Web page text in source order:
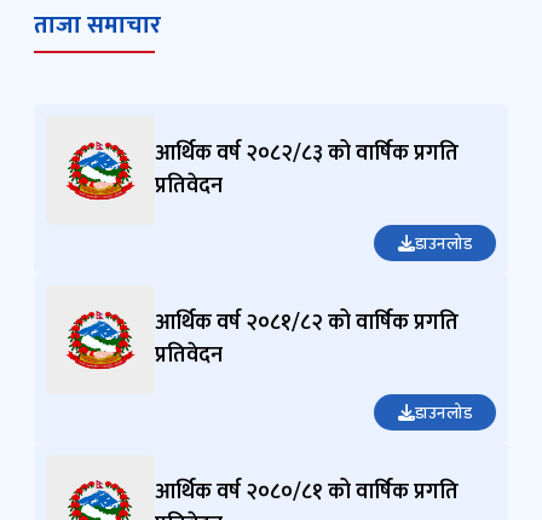
ताजा समाचार
आर्थिक वर्ष २०८२/८३ को वार्षिक प्रगति
प्रतिवेदन
डाउनलोड
आर्थिक वर्ष २०८१/८२ को वार्षिक प्रगति
प्रतिवेदन
डाउनलोड
आर्थिक वर्ष २०८०/८१ को वार्षिक प्रगति